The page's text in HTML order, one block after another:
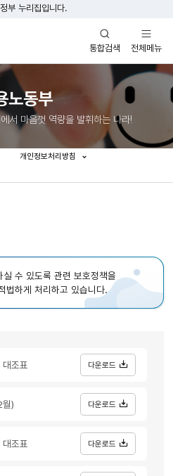
부 누리집입니다.
통합검색
열기
전체메뉴
열기
노동부
서 마음껏 역량을 발휘하는 나라!
개인정보처리방침
실 수 있도록 관련 보호정책을
법하게 처리하고 있습니다.
대조표 다운로드
월) 다운로드
대조표 다운로드